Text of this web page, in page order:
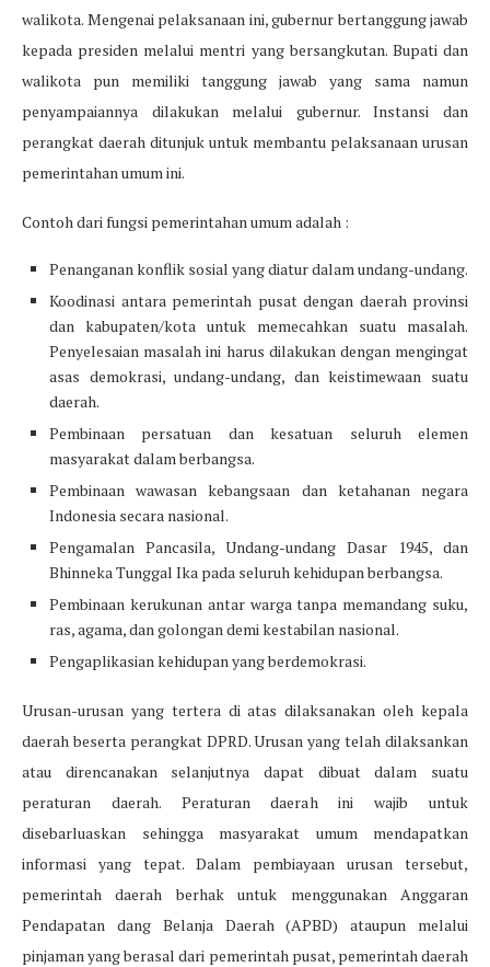
walikota. Mengenai pelaksanaan ini, gubernur bertanggung jawab
kepada presiden melalui mentri yang bersangkutan. Bupati dan
walikota pun memiliki tanggung jawab yang sama namun
penyampaiannya dilakukan melalui gubernur. Instansi dan
perangkat daerah ditunjuk untuk membantu pelaksanaan urusan
pemerintahan umum ini.
Contoh dari fungsi pemerintahan umum adalah :
Penanganan konflik sosial yang diatur dalam undang-undang.
Koodinasi antara pemerintah pusat dengan daerah provinsi
dan kabupaten/kota untuk memecahkan suatu masalah.
Penyelesaian masalah ini harus dilakukan dengan mengingat
asas demokrasi, undang-undang, dan keistimewaan suatu
daerah.
Pembinaan persatuan dan kesatuan seluruh elemen
masyarakat dalam berbangsa.
Pembinaan wawasan kebangsaan dan ketahanan negara
Indonesia secara nasional.
Pengamalan Pancasila, Undang-undang Dasar 1945, dan
Bhinneka Tunggal Ika pada seluruh kehidupan berbangsa.
Pembinaan kerukunan antar warga tanpa memandang suku,
ras, agama, dan golongan demi kestabilan nasional.
Pengaplikasian kehidupan yang berdemokrasi.
Urusan-urusan yang tertera di atas dilaksanakan oleh kepala
daerah beserta perangkat DPRD. Urusan yang telah dilaksankan
atau direncanakan selanjutnya dapat dibuat dalam suatu
peraturan daerah. Peraturan daerah ini wajib untuk
disebarluaskan sehingga masyarakat umum mendapatkan
informasi yang tepat. Dalam pembiayaan urusan tersebut,
pemerintah daerah berhak untuk menggunakan Anggaran
Pendapatan dang Belanja Daerah (APBD) ataupun melalui
pinjaman yang berasal dari pemerintah pusat, pemerintah daerah